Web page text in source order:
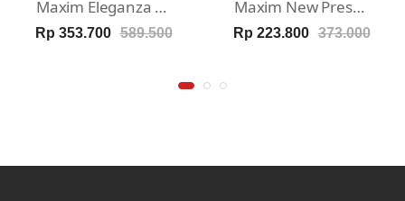
Maxim Eleganza Red Wajan Penggorengan Teflon Anti Lengket 24cm
Rp 353.700 589.500
Maxim New Prestige Wajan Penggorengan Teflon Anti Lengket 24cm
Rp 223.800 373.000